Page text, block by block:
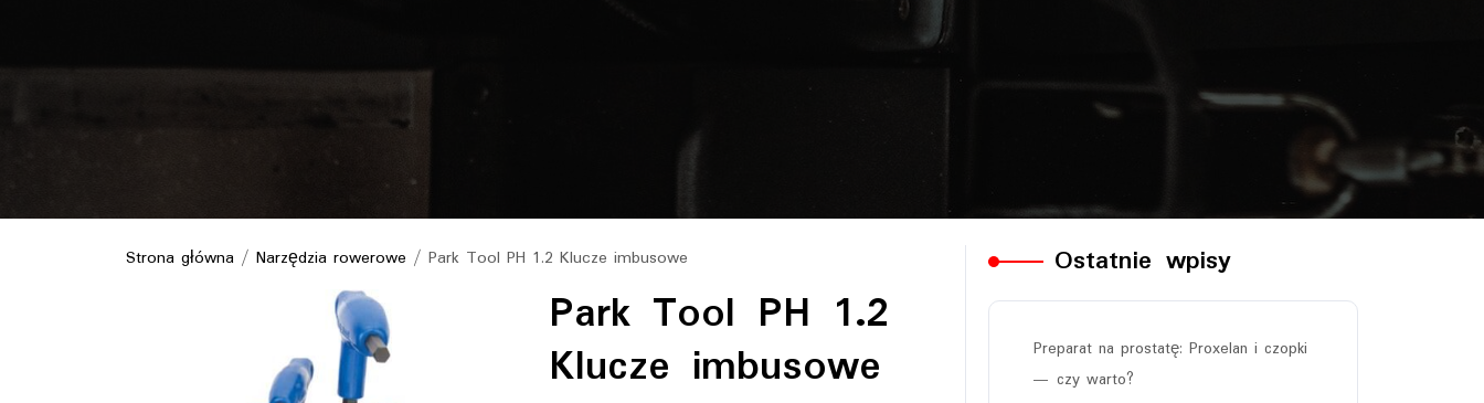
Strona główna / Narzędzia rowerowe / Park Tool PH 1.2 Klucze imbusowe
Park Tool PH 1.2
Klucze imbusowe
Ostatnie wpisy
Preparat na prostatę: Proxelan i czopki
— czy warto?